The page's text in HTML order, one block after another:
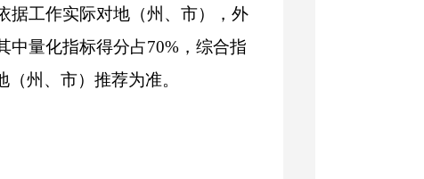
据工作实际对地（州、市），外
中量化指标得分占70% ，综合指
州、市）推荐为准。